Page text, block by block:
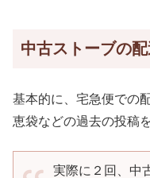
中古ストーブの
基本的に、宅急便での
恵袋などの過去の投稿
実際に２回、中